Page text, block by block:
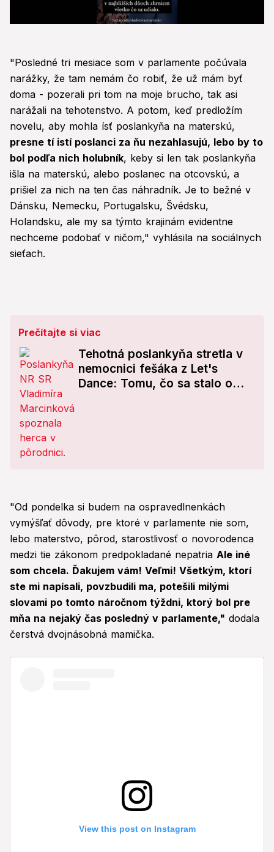
0
seconds
"Posledné tri mesiace som v parlamente počúvala
narážky, že tam nemám čo robiť, že už mám byť
doma - pozerali pri tom na moje brucho, tak asi
narážali na tehotenstvo. A potom, keď predložím
novelu, aby mohla ísť poslankyňa na materskú,
presne tí istí poslanci za ňu nezahlasujú, lebo by to
bol podľa nich holubník, keby si len tak poslankyňa
išla na materskú, alebo poslanec na otcovskú, a
prišiel za nich na ten čas náhradník. Je to bežné v
Dánsku, Nemecku, Portugalsku, Švédsku,
Holandsku, ale my sa týmto krajinám evidentne
nechceme podobať v ničom," vyhlásila na sociálnych
sieťach.
Prečítajte si viac
Tehotná poslankyňa stretla v
nemocnici fešáka z Let's
Dance: Tomu, čo sa stalo o
"Od pondelka si budem na ospravedlnenkách
vymýšľať dôvody, pre ktoré v parlamente nie som,
lebo materstvo, pôrod, starostlivosť o novorodenca
medzi tie zákonom predpokladané nepatria Ale iné
som chcela. Ďakujem vám! Veľmi! Všetkým, ktorí
ste mi napísali, povzbudili ma, potešili milými
slovami po tomto náročnom týždni, ktorý bol pre
mňa na nejaký čas posledný v parlamente," dodala
čerstvá dvojnásobná mamička.